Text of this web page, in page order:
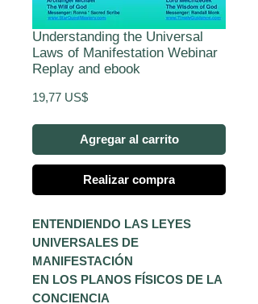
Understanding the Universal
Laws of Manifestation Webinar
Replay and ebook
19,77 US$Precio
Agregar al carrito
Realizar compra
ENTENDIENDO LAS LEYES
UNIVERSALES DE
MANIFESTACIÓN
EN LOS PLANOS FÍSICOS DE LA
CONCIENCIA